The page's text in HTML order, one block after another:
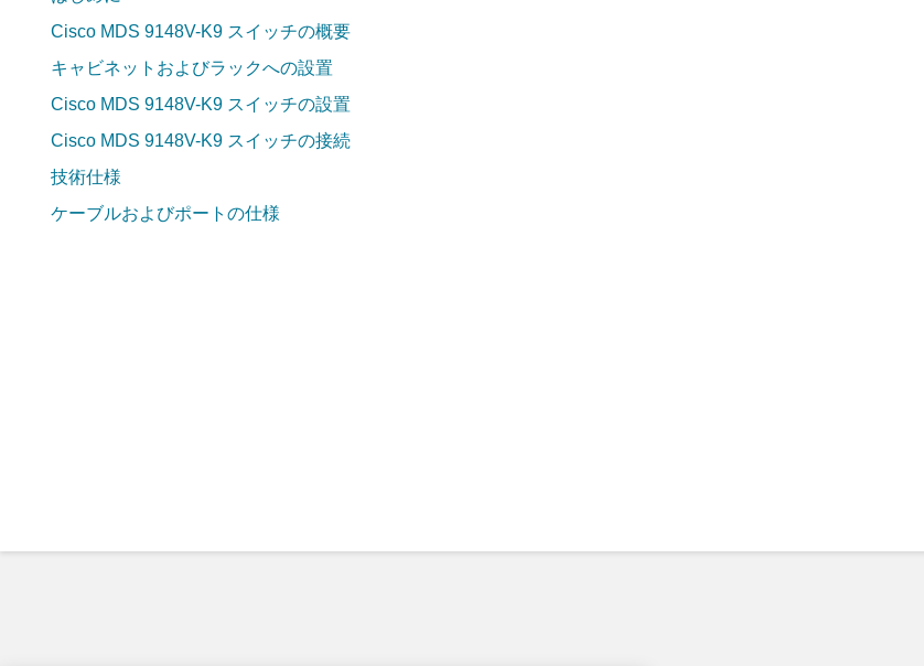
Cisco MDS 9148V-K9 スイッチの概要
キャビネットおよびラックへの設置
Cisco MDS 9148V-K9 スイッチの設置
Cisco MDS 9148V-K9 スイッチの接続
技術仕様
ケーブルおよびポートの仕様